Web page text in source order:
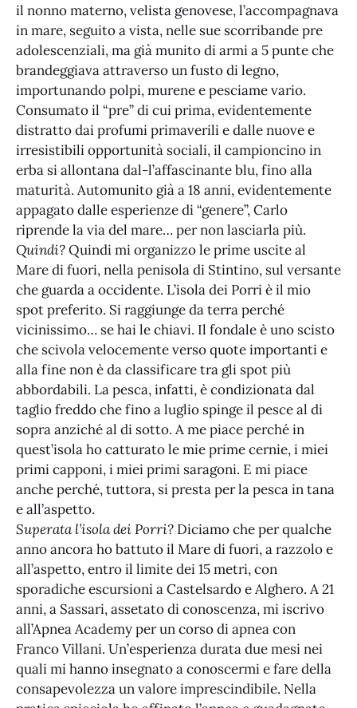
il nonno materno, velista genovese, l’accompagnava
in mare, seguito a vista, nelle sue scorribande pre
adolescenziali, ma già munito di armi a 5 punte che
brandeggiava attraverso un fusto di legno,
importunando polpi, murene e pesciame vario.
Consumato il “pre” di cui prima, evidentemente
distratto dai profumi primaverili e dalle nuove e
irresistibili opportunità sociali, il campioncino in
erba si allontana dal-l’affascinante blu, fino alla
maturità. Automunito già a 18 anni, evidentemente
appagato dalle esperienze di “genere”, Carlo
riprende la via del mare… per non lasciarla più.
Quindi?Quindi mi organizzo le prime uscite al
Mare di fuori, nella penisola di Stintino, sul versante
che guarda a occidente. L’isola dei Porri è il mio
spot preferito. Si raggiunge da terra perché
vicinissimo… se hai le chiavi. Il fondale è uno scisto
che scivola velocemente verso quote importanti e
alla fine non è da classificare tra gli spot più
abbordabili. La pesca, infatti, è condizionata dal
taglio freddo che fino a luglio spinge il pesce al di
sopra anziché al di sotto. A me piace perché in
quest’isola ho catturato le mie prime cernie, i miei
primi capponi, i miei primi saragoni. E mi piace
anche perché, tuttora, si presta per la pesca in tana
e all’aspetto.
Superata l’isola dei Porri? Diciamo che per qualche
anno ancora ho battuto il Mare di fuori, a razzolo e
all’aspetto, entro il limite dei 15 metri, con
sporadiche escursioni a Castelsardo e Alghero. A 21
anni, a Sassari, assetato di conoscenza, mi iscrivo
all’Apnea Academy per un corso di apnea con
Franco Villani. Un’esperienza durata due mesi nei
quali mi hanno insegnato a conoscermi e fare della
consapevolezza un valore imprescindibile. Nella